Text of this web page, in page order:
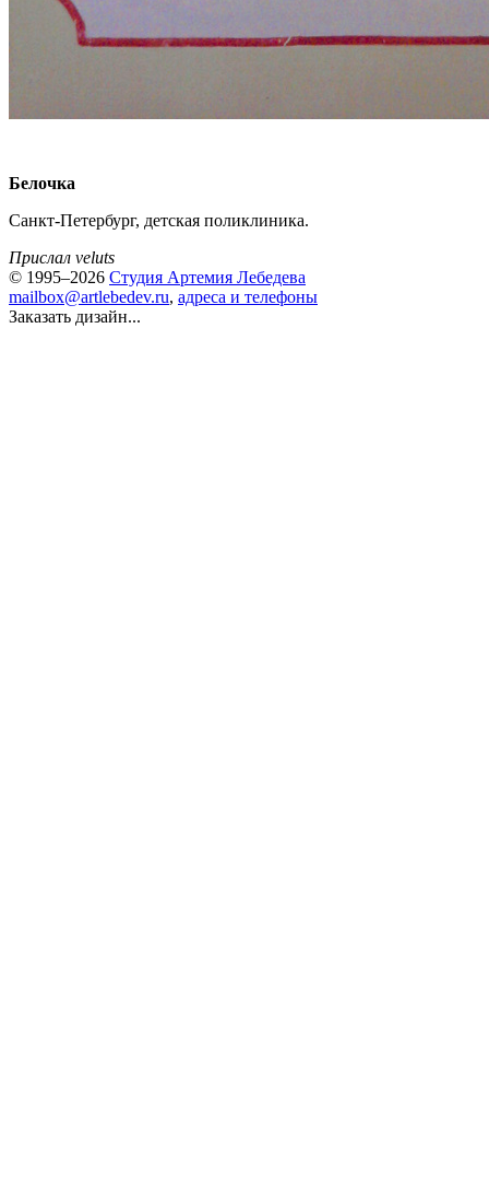
Белочка
Санкт-Петербург, детская поликлиника.
Прислал veluts
© 1995–2026 Студия Артемия Лебедева
mailbox@artlebedev.ru, адреса и телефоны
Заказать дизайн...